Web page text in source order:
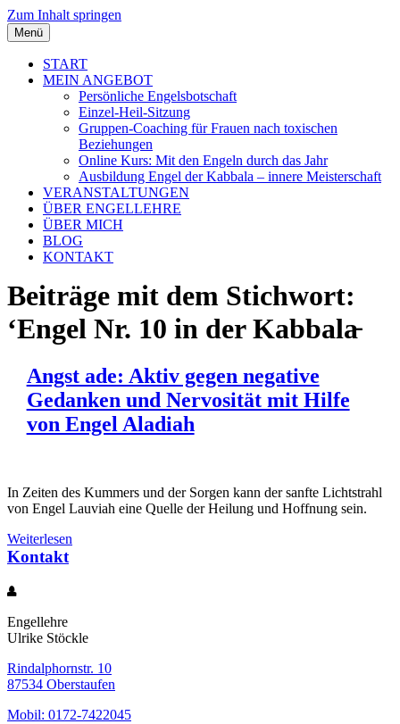
Zum Inhalt springen
Menü
START
MEIN ANGEBOT
Persönliche Engelsbotschaft
Einzel-Heil-Sitzung
Gruppen-Coaching für Frauen nach toxischen
Beziehungen
Online Kurs: Mit den Engeln durch das Jahr
Ausbildung Engel der Kabbala – innere Meisterschaft
VERANSTALTUNGEN
ÜBER ENGELLEHRE
ÜBER MICH
BLOG
KONTAKT
Beiträge mit dem Stichwort:
‘Engel Nr. 10 in der Kabbala̵
Angst ade: Aktiv gegen negative
Gedanken und Nervosität mit Hilfe
von Engel Aladiah
In Zeiten des Kummers und der Sorgen kann der sanfte Lichtstrahl
von Engel Lauviah eine Quelle der Heilung und Hoffnung sein.
Weiterlesen
Kontakt
Engellehre
Ulrike Stöckle
Rindalphornstr. 10
87534 Oberstaufen
Mobil: 0172-7422045